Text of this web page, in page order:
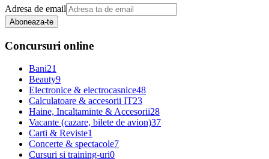
Adresa de email
Aboneaza-te
Concursuri online
Bani21
Beauty9
Electronice & electrocasnice48
Calculatoare & accesorii IT23
Haine, Incaltaminte & Accesorii28
Vacante (cazare, bilete de avion)37
Carti & Reviste1
Concerte & spectacole7
Cursuri si training-uri0